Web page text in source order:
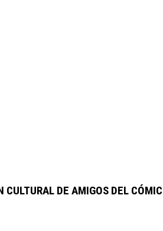
CULTURAL DE AMIGOS DEL